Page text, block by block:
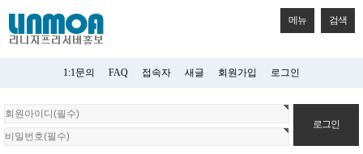
메뉴 검색
1:1문의 FAQ 접속자 새글 회원가입 로그인
회
원
로